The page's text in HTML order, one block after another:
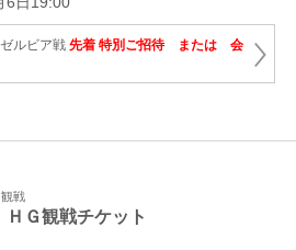
ルビア戦 先着 特別ご招待 または 会
戦
Ｇ観戦チケット